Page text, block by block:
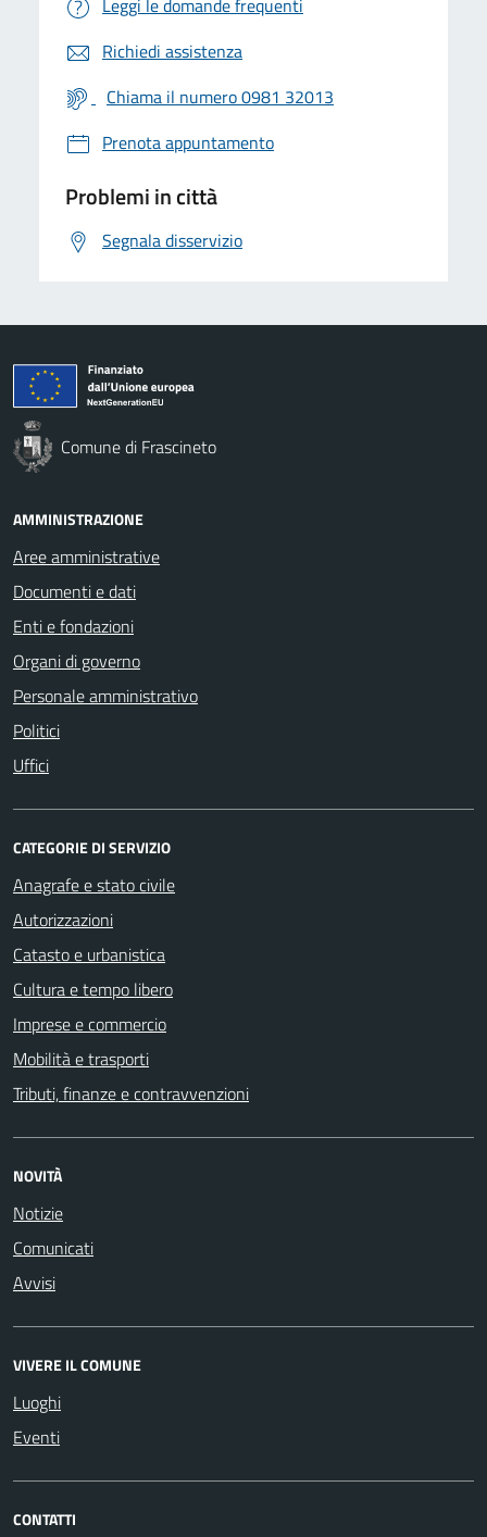
Richiedi assistenza
Chiama il numero 0981 32013
Prenota appuntamento
Problemi in città
Segnala disservizio
Comune di Frascineto
AMMINISTRAZIONE
Aree amministrative
Documenti e dati
Enti e fondazioni
Organi di governo
Personale amministrativo
Politici
Uffici
CATEGORIE DI SERVIZIO
Anagrafe e stato civile
Autorizzazioni
Catasto e urbanistica
Cultura e tempo libero
Imprese e commercio
Mobilità e trasporti
Tributi, finanze e contravvenzioni
NOVITÀ
Notizie
Comunicati
Avvisi
VIVERE IL COMUNE
Luoghi
Eventi
CONTATTI